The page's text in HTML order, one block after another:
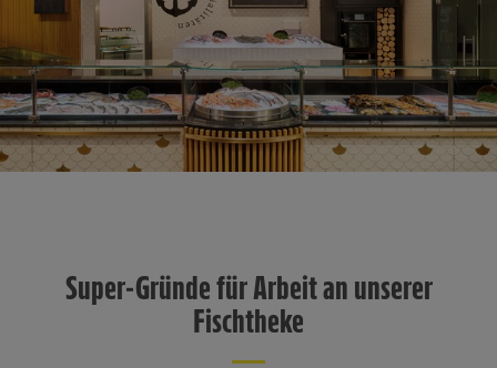
Super-Gründe für Arbeit an unserer
Fischtheke